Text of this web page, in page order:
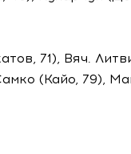
71), Вяч.
(Кайо, 79),